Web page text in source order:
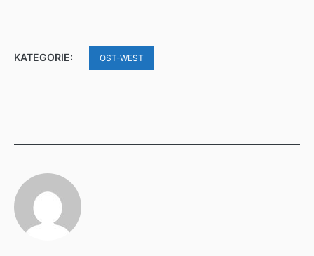
KATEGORIE: OST-WEST